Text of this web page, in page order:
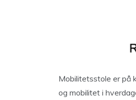
Mobilitetsstole er på
og mobilitet i